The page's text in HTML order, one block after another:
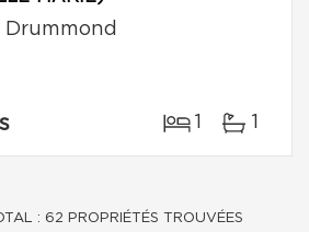
Drummond
1 1
: 62 PROPRIÉTÉS TROUVÉES